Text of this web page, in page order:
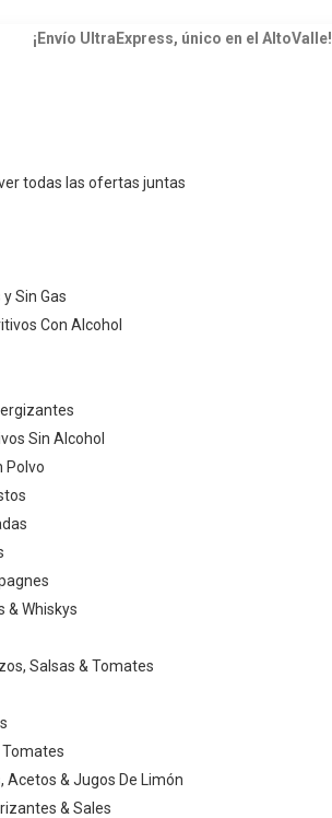
¡Envío UltraExpress, único en el AltoValle!
todas las ofertas juntas
Sin Gas
Con Alcohol
Sin Alcohol
Polvo
& Whiskys
Salsas & Tomates
Tomates
Acetos & Jugos De Limón
& Sales